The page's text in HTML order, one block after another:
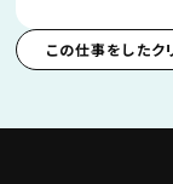
この仕事をしたク